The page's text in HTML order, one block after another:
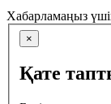
Хабарламаңыз
×
Қате